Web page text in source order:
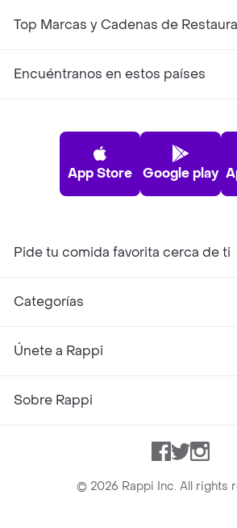
Top Marcas y Cadenas de
Encuéntranos en estos países
App Store Google play
Pide tu comida favorita cerca de ti
Categorías
Únete a Rappi
Sobre Rappi
Facebook
Twitter
© 2026 Rappi Inc. All rights